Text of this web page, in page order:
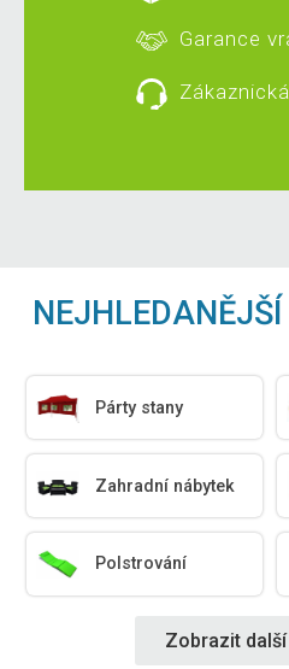
Garance
Párty stany
Zahradní nábytek
Polstrování
Zobrazit